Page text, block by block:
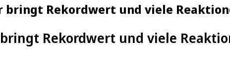
bringt Rekordwert und viele
Rekordwert und viele